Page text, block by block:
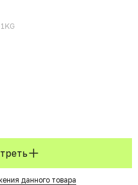
данного товара